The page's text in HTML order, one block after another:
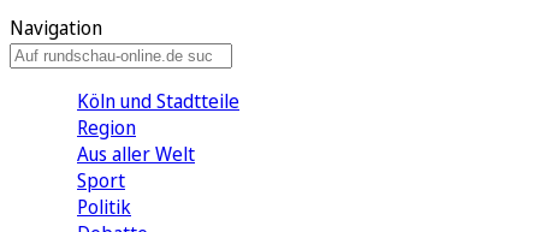
Navigation
Köln und Stadtteile
Region
Aus aller Welt
Sport
Politik